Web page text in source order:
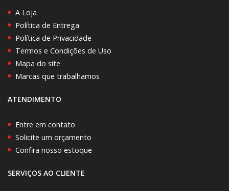
A Loja
Política de Entrega
Política de Privacidade
Termos e Condições de Uso
Mapa do site
Marcas que trabalhamos
ATENDIMENTO
Entre em contato
Solicite um orçamento
Confira nosso estoque
SERVIÇOS AO CLIENTE